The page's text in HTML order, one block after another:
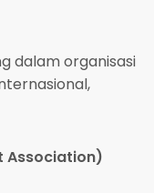
dalam organisasi
Association)